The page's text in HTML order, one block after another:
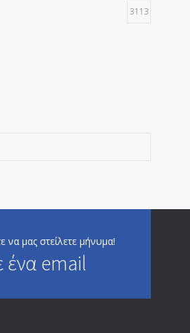
3113
να μας στείλετε μήνυμα!
ένα email